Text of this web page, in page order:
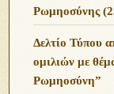
Ρωμηοσύνης
Δελτίο Τύπου
ομιλιών με
Ρωμηοσύνη”